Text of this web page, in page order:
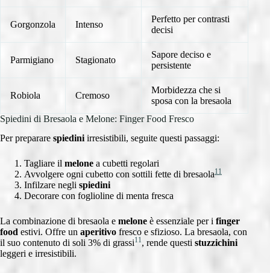
Gorgonzola Intenso
Perfetto per contrasti
decisi
Parmigiano Stagionato
Sapore deciso e
persistente
Robiola Cremoso
Morbidezza che si
sposa con la bresaola
Spiedini di Bresaola e Melone: Finger Food Fresco
Per preparare spiedini irresistibili, seguite questi passaggi:
Tagliare il melone a cubetti regolari
Avvolgere ogni cubetto con sottili fette di bresaola11
Infilzare negli spiedini
Decorare con foglioline di menta fresca
La combinazione di bresaola e melone è essenziale per i finger
food estivi. Offre un aperitivo fresco e sfizioso. La bresaola, con
il suo contenuto di soli 3% di grassi11, rende questi stuzzichini
leggeri e irresistibili.